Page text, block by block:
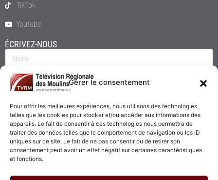
Gérer le consentement
Pour offrir les meilleures expériences, nous utilisons des technologies
telles que les cookies pour stocker et/ou accéder aux informations des
appareils. Le fait de consentir à ces technologies nous permettra de
traiter des données telles que le comportement de navigation ou les ID
uniques sur ce site. Le fait de ne pas consentir ou de retirer son
consentement peut avoir un effet négatif sur certaines caractéristiques
et fonctions.
TikTok
Youtube
ÉCRIVEZ-NOUS